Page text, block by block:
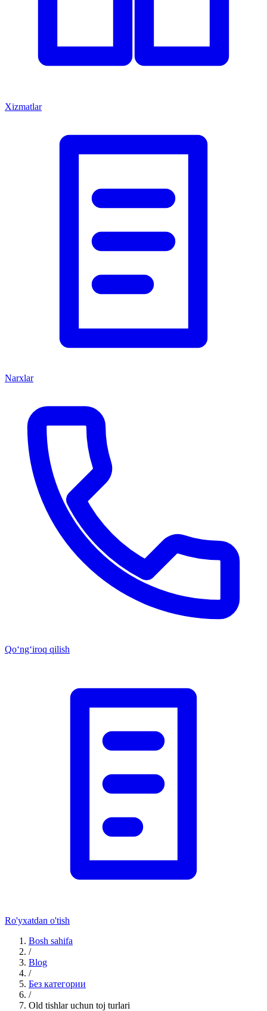
Xizmatlar
Narxlar
Qo‘ng‘iroq qilish
Ro'yxatdan o'tish
Bosh sahifa
/
Blog
/
Без категории
/
Old tishlar uchun toj turlari